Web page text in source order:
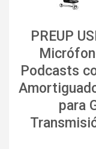
PREUP
Podcasts
para